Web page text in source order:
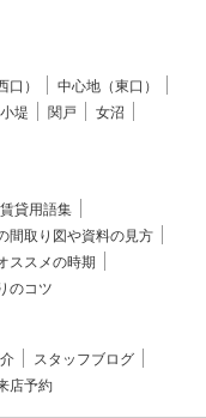
口）
中心地（東口）
小堤 関戸
女沼
賃貸用語集
間取り図や資料の見方
ススメの時期
のコツ
スタッフブログ
店予約